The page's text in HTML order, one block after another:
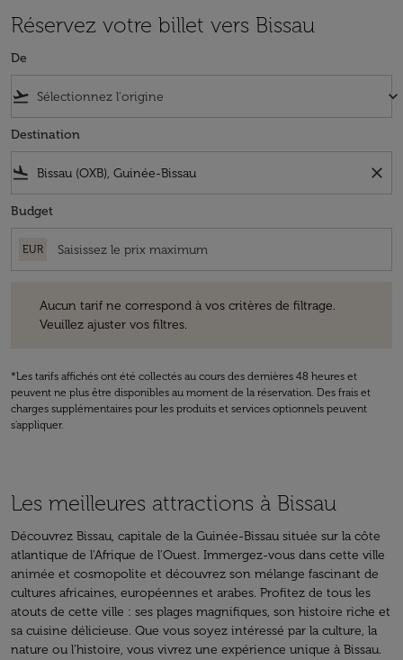
Réservez votre billet vers Bissau
De
flight_takeoff keyboard_arrow_down
Destination
flight_land close
Budget
EUR
Aucun tarif ne correspond à vos critères de filtrage.
Veuillez ajuster vos filtres.
*Les tarifs affichés ont été collectés au cours des dernières 48 heures et
peuvent ne plus être disponibles au moment de la réservation. Des frais et
charges supplémentaires pour les produits et services optionnels peuvent
s'appliquer.
Les meilleures attractions à Bissau
Découvrez Bissau, capitale de la Guinée-Bissau située sur la côte
atlantique de l'Afrique de l'Ouest. Immergez-vous dans cette ville
animée et cosmopolite et découvrez son mélange fascinant de
cultures africaines, européennes et arabes. Profitez de tous les
atouts de cette ville : ses plages magnifiques, son histoire riche et
sa cuisine délicieuse. Que vous soyez intéressé par la culture, la
nature ou l'histoire, vous vivrez une expérience unique à Bissau.